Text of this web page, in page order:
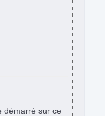
démarré sur ce